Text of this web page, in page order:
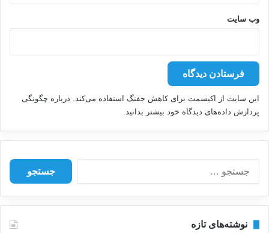
وب‌ سایت
این سایت از اکیسمت برای کاهش جفنگ استفاده می‌کند. درباره چگونگی
پردازش داده‌های دیدگاه خود بیشتر بدانید.
س
نوشته‌های تازه